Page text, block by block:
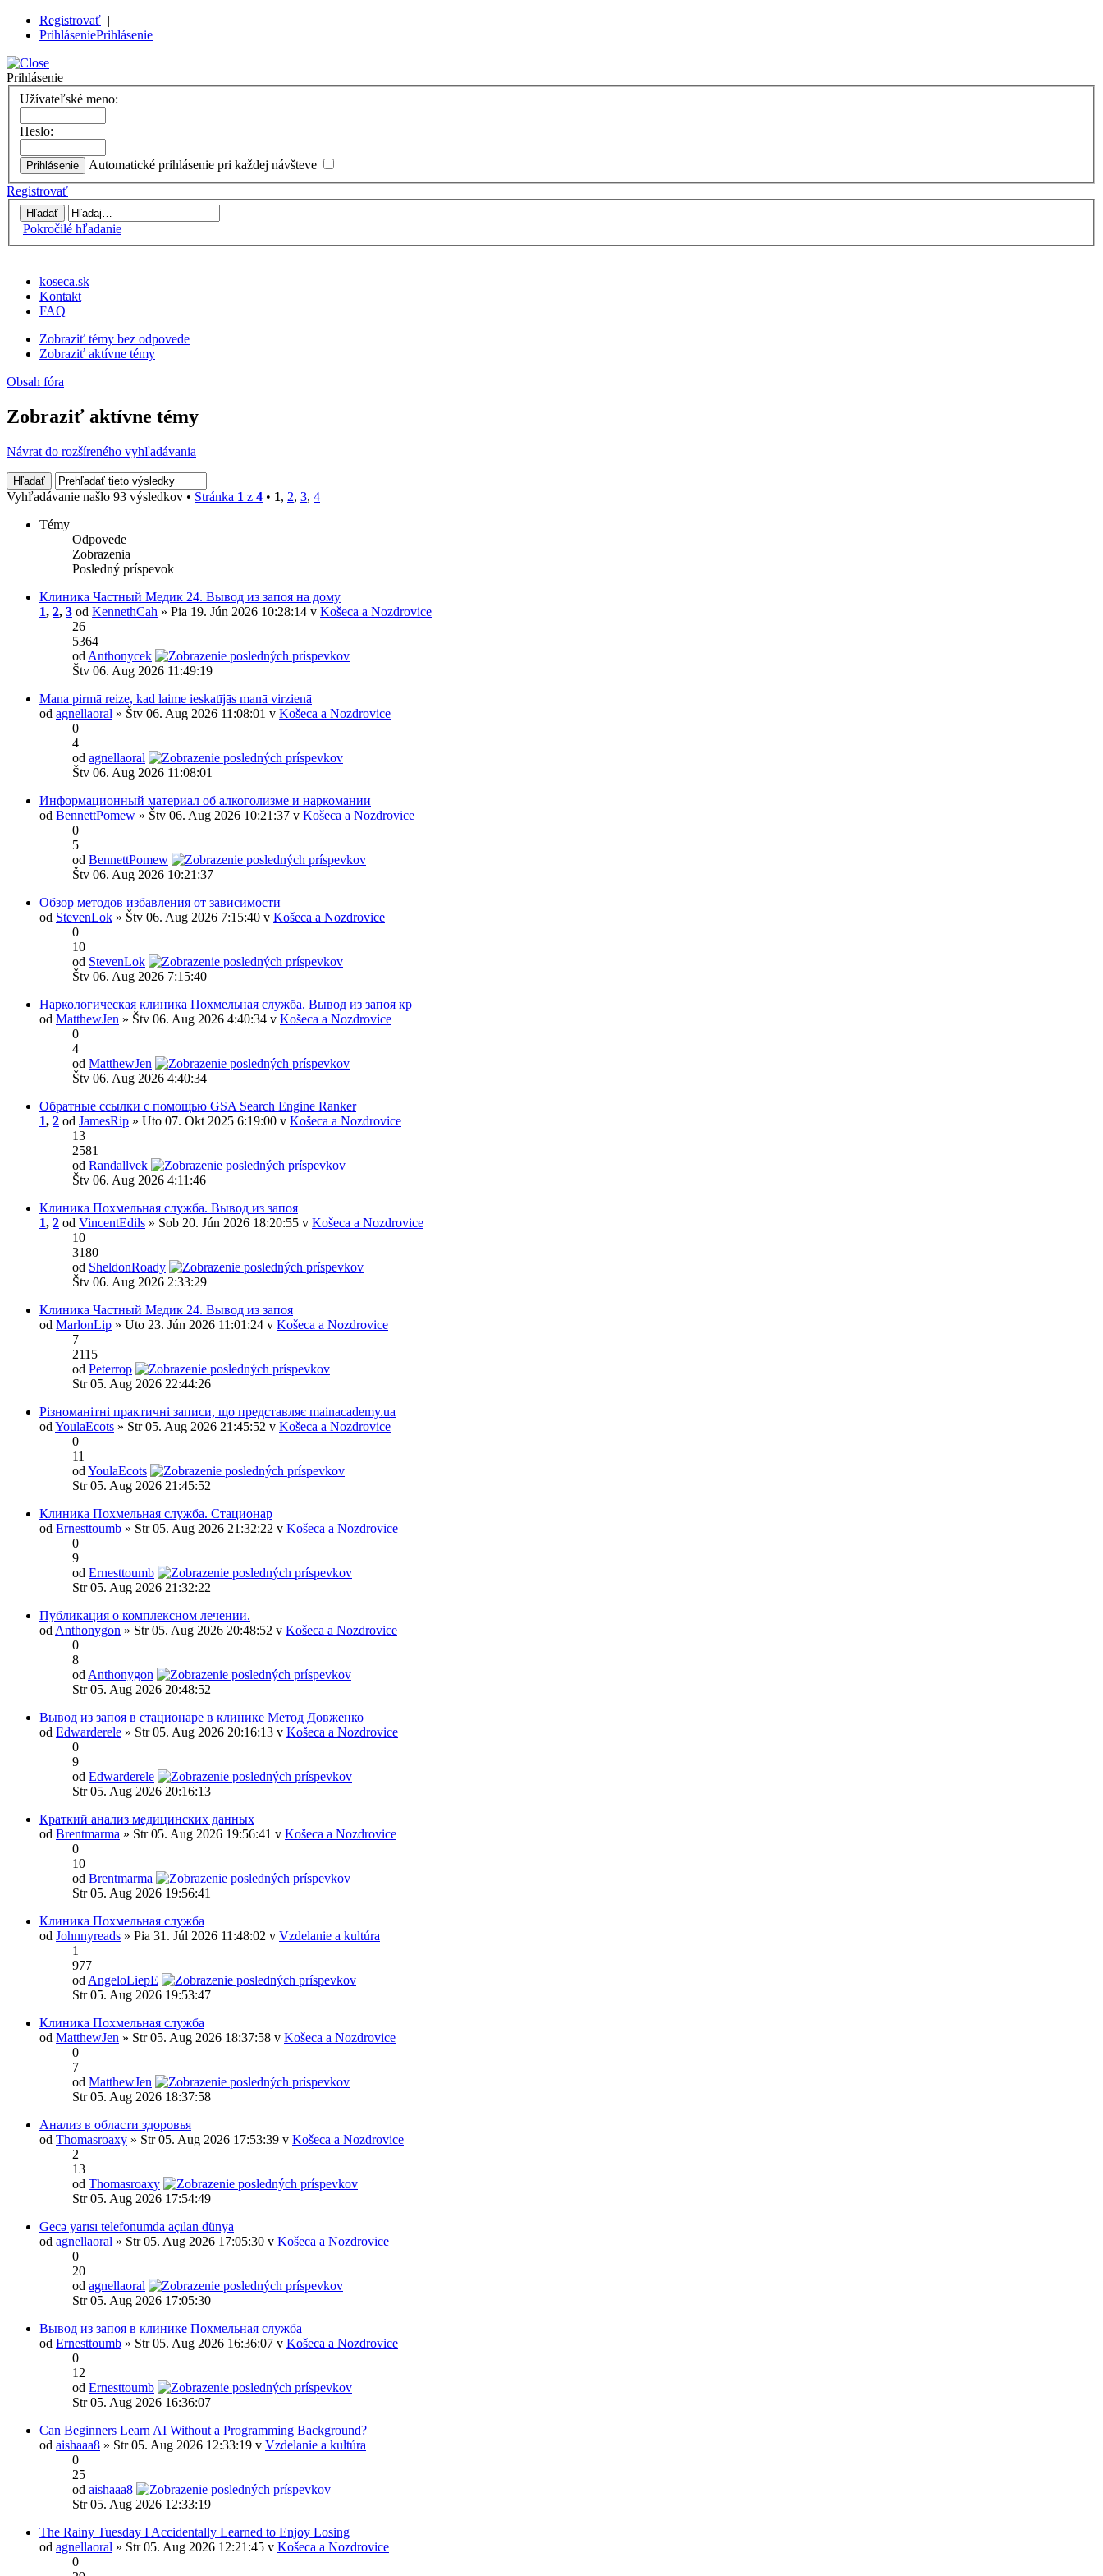
Registrovať |
PrihláseniePrihlásenie
Prihlásenie
Užívateľské meno:
Heslo:
Automatické prihlásenie pri každej návšteve
Registrovať
Pokročilé hľadanie
koseca.sk
Kontakt
FAQ
Zobraziť témy bez odpovede
Zobraziť aktívne témy
Obsah fóra
Zobraziť aktívne témy
Návrat do rozšíreného vyhľadávania
Vyhľadávanie našlo 93 výsledkov • Stránka 1 z 4 • 1, 2, 3, 4
Témy
Odpovede
Zobrazenia
Posledný príspevok
Клиника Частный Медик 24. Вывод из запоя на дому
1, 2, 3 od KennethCah » Pia 19. Jún 2026 10:28:14 v Košeca a Nozdrovice
26
5364
od Anthonycek
Štv 06. Aug 2026 11:49:19
Mana pirmā reize, kad laime ieskatījās manā virzienā
od agnellaoral » Štv 06. Aug 2026 11:08:01 v Košeca a Nozdrovice
0
4
od agnellaoral
Štv 06. Aug 2026 11:08:01
Информационный материал об алкоголизме и наркомании
od BennettPomew » Štv 06. Aug 2026 10:21:37 v Košeca a Nozdrovice
0
5
od BennettPomew
Štv 06. Aug 2026 10:21:37
Обзор методов избавления от зависимости
od StevenLok » Štv 06. Aug 2026 7:15:40 v Košeca a Nozdrovice
0
10
od StevenLok
Štv 06. Aug 2026 7:15:40
Наркологическая клиника Похмельная служба. Вывод из запоя кр
od MatthewJen » Štv 06. Aug 2026 4:40:34 v Košeca a Nozdrovice
0
4
od MatthewJen
Štv 06. Aug 2026 4:40:34
Обратные ссылки с помощью GSA Search Engine Ranker
1, 2 od JamesRip » Uto 07. Okt 2025 6:19:00 v Košeca a Nozdrovice
13
2581
od Randallvek
Štv 06. Aug 2026 4:11:46
Клиника Похмельная служба. Вывод из запоя
1, 2 od VincentEdils » Sob 20. Jún 2026 18:20:55 v Košeca a Nozdrovice
10
3180
od SheldonRoady
Štv 06. Aug 2026 2:33:29
Клиника Частный Медик 24. Вывод из запоя
od MarlonLip » Uto 23. Jún 2026 11:01:24 v Košeca a Nozdrovice
7
2115
od Peterrop
Str 05. Aug 2026 22:44:26
Різноманітні практичні записи, що представляє mainacademy.ua
od YoulaEcots » Str 05. Aug 2026 21:45:52 v Košeca a Nozdrovice
0
11
od YoulaEcots
Str 05. Aug 2026 21:45:52
Клиника Похмельная служба. Стационар
od Ernesttoumb » Str 05. Aug 2026 21:32:22 v Košeca a Nozdrovice
0
9
od Ernesttoumb
Str 05. Aug 2026 21:32:22
Публикация о комплексном лечении.
od Anthonygon » Str 05. Aug 2026 20:48:52 v Košeca a Nozdrovice
0
8
od Anthonygon
Str 05. Aug 2026 20:48:52
Вывод из запоя в стационаре в клинике Метод Довженко
od Edwarderele » Str 05. Aug 2026 20:16:13 v Košeca a Nozdrovice
0
9
od Edwarderele
Str 05. Aug 2026 20:16:13
Краткий анализ медицинских данных
od Brentmarma » Str 05. Aug 2026 19:56:41 v Košeca a Nozdrovice
0
10
od Brentmarma
Str 05. Aug 2026 19:56:41
Клиника Похмельная служба
od Johnnyreads » Pia 31. Júl 2026 11:48:02 v Vzdelanie a kultúra
1
977
od AngeloLiepE
Str 05. Aug 2026 19:53:47
Клиника Похмельная служба
od MatthewJen » Str 05. Aug 2026 18:37:58 v Košeca a Nozdrovice
0
7
od MatthewJen
Str 05. Aug 2026 18:37:58
Анализ в области здоровья
od Thomasroaxy » Str 05. Aug 2026 17:53:39 v Košeca a Nozdrovice
2
13
od Thomasroaxy
Str 05. Aug 2026 17:54:49
Gecə yarısı telefonumda açılan dünya
od agnellaoral » Str 05. Aug 2026 17:05:30 v Košeca a Nozdrovice
0
20
od agnellaoral
Str 05. Aug 2026 17:05:30
Вывод из запоя в клинике Похмельная служба
od Ernesttoumb » Str 05. Aug 2026 16:36:07 v Košeca a Nozdrovice
0
12
od Ernesttoumb
Str 05. Aug 2026 16:36:07
Can Beginners Learn AI Without a Programming Background?
od aishaaa8 » Str 05. Aug 2026 12:33:19 v Vzdelanie a kultúra
0
25
od aishaaa8
Str 05. Aug 2026 12:33:19
The Rainy Tuesday I Accidentally Learned to Enjoy Losing
od agnellaoral » Str 05. Aug 2026 12:21:45 v Košeca a Nozdrovice
0